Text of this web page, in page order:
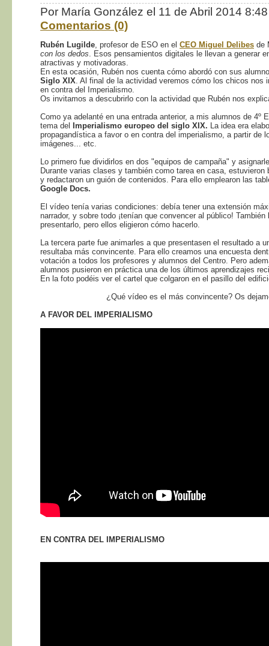
Por María González el 11 de Abril 2014
Comentarios (0)
Rubén Lugilde , profesor de ESO en el CEO Miguel Delibes de
con los dedos . Esos pensamientos digitales le llevan a generar
atractivas y motivadoras.
En esta ocasión, Rubén nos cuenta cómo abordó con sus
Siglo XIX . Al final de la actividad veremos cómo los chicos
en contra del Imperialismo.
Os invitamos a descubrirlo con la actividad que Rubén nos
Como ya adelanté en una entrada anterior, a mis alumnos de 4º
tema del
Imperialismo europeo del siglo XIX.
La idea era
propagandística a favor o en contra del imperialismo, a partir de
imágenes... etc.
Lo primero fue dividirlos en dos "equipos de campaña" y
Durante varias clases y también como tarea en casa,
y redactaron un guión de contenidos. Para ello emplearon las
Google Docs.
El vídeo tenía varias condiciones: debía tener una extensión
narrador, y sobre todo ¡tenían que convencer al público!
presentarlo, pero ellos eligieron cómo hacerlo.
La tercera parte fue animarles a que presentasen el resultado a
resultaba más convincente. Para ello creamos una encuesta
votación a todos los profesores y alumnos del Centro. Pero
alumnos pusieron en práctica una de los últimos aprendizajes
En la foto podéis ver el cartel que colgaron en el pasillo del
¿Qué vídeo es el más convincente? Os
A FAVOR DEL IMPERIALISMO
EN CONTRA DEL IMPERIALISMO